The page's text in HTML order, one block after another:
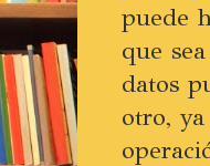
puede
que
datos
otro,